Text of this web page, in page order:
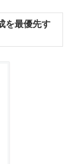
を最優先す